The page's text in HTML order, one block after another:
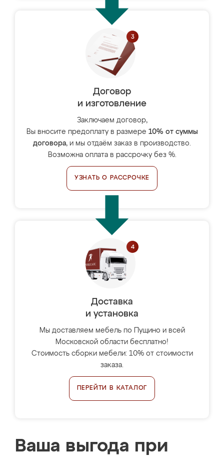
Договор
и изготовление
Заключаем договор,
Вы вносите предоплату в размере 10% от суммы
договора, и мы отдаём заказ в производство.
Возможна оплата в рассрочку без %.
УЗНАТЬ О РАССРОЧКЕ
Доставка
и установка
Мы доставляем мебель по Пущино и всей
Московской области бесплатно!
Стоимость сборки мебели: 10% от стоимости
заказа.
ПЕРЕЙТИ В КАТАЛОГ
Ваша выгода при